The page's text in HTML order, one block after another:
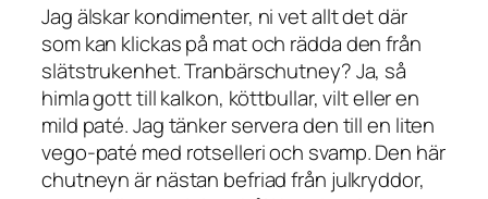
Jag älskar kondimenter, ni vet allt det där
som kan klickas på mat och rädda den från
slätstrukenhet. Tranbärschutney? Ja, så
himla gott till kalkon, köttbullar, vilt eller en
mild paté. Jag tänker servera den till en liten
vego-paté med rotselleri och svamp. Den här
chutneyn är nästan befriad från julkryddor,